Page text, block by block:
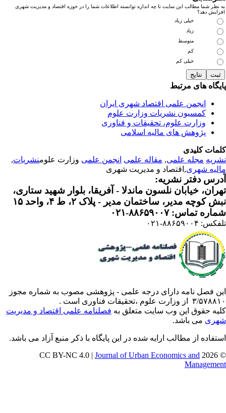
نظر شما مطالب این سایت تا چه اندازه توانسته اطلاعات شما را در حوزه اقتصاد و مدیریت شهری
دهد؟
خیلی زیاد
زیاد
متوسط
خیلی کم
های مرتبط
انجمن علمی اقتصاد شهری ایران
کمسیون نشریات وزارت علوم
وزارت علوم، تحقیقات و فناوری
پژوهش های مالیه اسلامی
کلیدی
مجله علمی, مقاله علمی انجمن علمیوزارت علومنشریات,
شهری ,اقتصاد و مدیریت شهری
دفتر نشریه:
خیابان نلسون ماندلا - آفریقا، بلوار شهید ستاری،
کوچه مدیر، ساختمان مدیر - پلاک ۲، ط ۴، واحد ۱۵
تماس: ۸۸۶۵۹۰۰۷-۰۲۱
۸۸۶۵۹۰۰۴-۰۲۱
فصل نامه دارای درجه علمی - پژوهشی مصوب به شماره مجوز
وزارت علوم ،تحقیقات فناوری است .
حقوق این وب سایت متعلق بهفصلنامه علمی اقتصاد و مدیریت
می باشد.
از مطالب ارایه شده در این پایگاه با ذکر منبع آزاد می باشد.
©
Journal of Urban Economics and